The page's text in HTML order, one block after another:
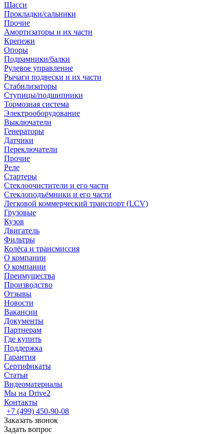
Шасси
Прокладки/сальники
Прочие
Амортизаторы и их части
Крепежи
Опоры
Подрамники/балки
Рулевое управление
Рычаги подвески и их части
Стабилизаторы
Ступицы/подшипники
Тормозная система
Электрооборудование
Выключатели
Генераторы
Датчики
Переключатели
Прочие
Реле
Стартеры
Стеклоочистители и его части
Стеклоподъёмники и его части
Легковой коммерческий транспорт (LCV)
Грузовые
Кузов
Двигатель
Фильтры
Колёса и трансмиссия
О компании
О компании
Преимущества
Производство
Отзывы
Новости
Вакансии
Документы
Партнерам
Где купить
Поддержка
Гарантия
Сертификаты
Статьи
Видеоматериалы
Мы на Drive2
Контакты
+7 (499) 450-90-08
Заказать звонок
Задать вопрос